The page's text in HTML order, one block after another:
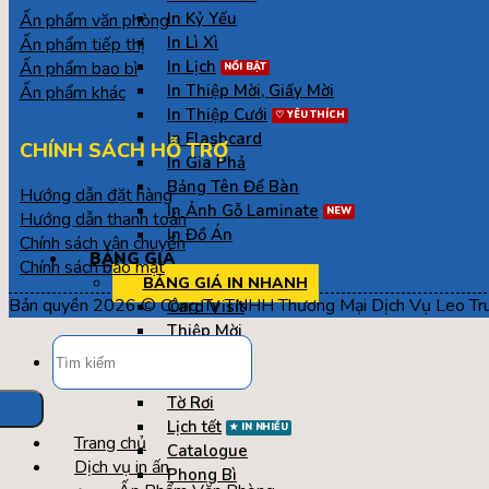
In Kỷ Yếu
In Lì Xì
In Lịch
In Thiệp Mời, Giấy Mời
In Thiệp Cưới
In Flashcard
In Gia Phả
Bảng Tên Để Bàn
In Ảnh Gỗ Laminate
In Đồ Án
BẢNG GIÁ
BẢNG GIÁ IN NHANH
Card Visit
Thiệp Mời
Tờ Rơi
Lịch tết
Catalogue
Phong Bì
Ấn phẩm văn phòng
Ấn phẩm tiếp thị
Ấn phẩm bao bì
Ấn phẩm khác
CHÍNH SÁCH HỖ TRỢ
Hướng dẫn đặt hàng
Hướng dẫn thanh toán
Chính sách vận chuyển
Chính sách bảo mật
Bản quyền 2026 © Công Ty TNHH Thương Mại Dịch Vụ Leo
Tìm
kiếm:
Trang chủ
Dịch vụ in ấn